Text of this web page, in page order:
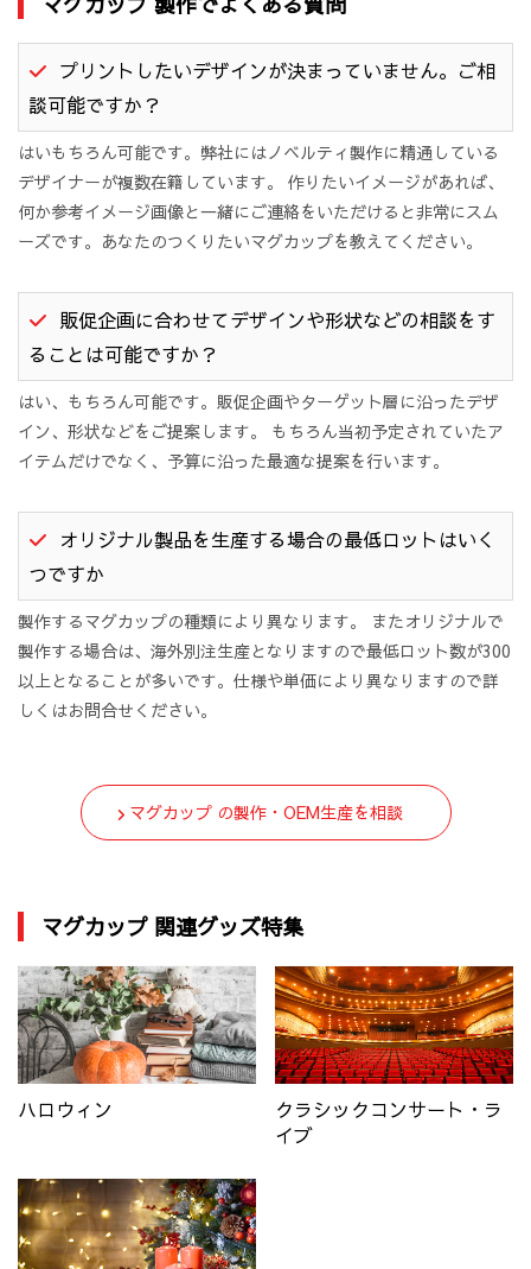
プリントしたいデザインが決まっていません。ご相
談可能ですか？
はいもちろん可能です。弊社にはノベルティ製作に精通している
デザイナーが複数在籍しています。 作りたいイメージがあれば、
何か参考イメージ画像と一緒にご連絡をいただけると非常にスム
ーズです。あなたのつくりたいマグカップを教えてください。
販促企画に合わせてデザインや形状などの相談をす
ることは可能ですか？
はい、もちろん可能です。販促企画やターゲット層に沿ったデザ
イン、形状などをご提案します。 もちろん当初予定されていたア
イテムだけでなく、予算に沿った最適な提案を行います。
オリジナル製品を生産する場合の最低ロットはいく
つですか
製作するマグカップの種類により異なります。 またオリジナルで
製作する場合は、海外別注生産となりますので最低ロット数が300
以上となることが多いです。仕様や単価により異なりますので詳
しくはお問合せください。
マグカップ の製作・OEM生産を相談
マグカップ 関連グッズ特集
ハロウィン
クラシックコンサート・ラ
イブ